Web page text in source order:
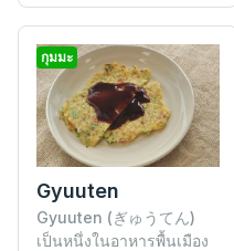
กุมมะ
Gyuuten
Gyuuten (ぎゅうてん)
เป็นหนึ่งในอาหารพื้นเมือง